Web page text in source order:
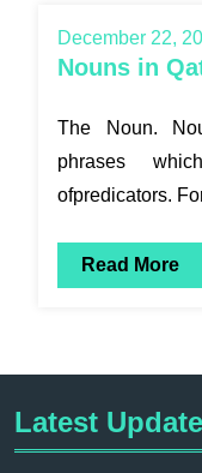
December 22,
Nouns in
The Noun.
phrases
ofpredicators.
Read More
Latest